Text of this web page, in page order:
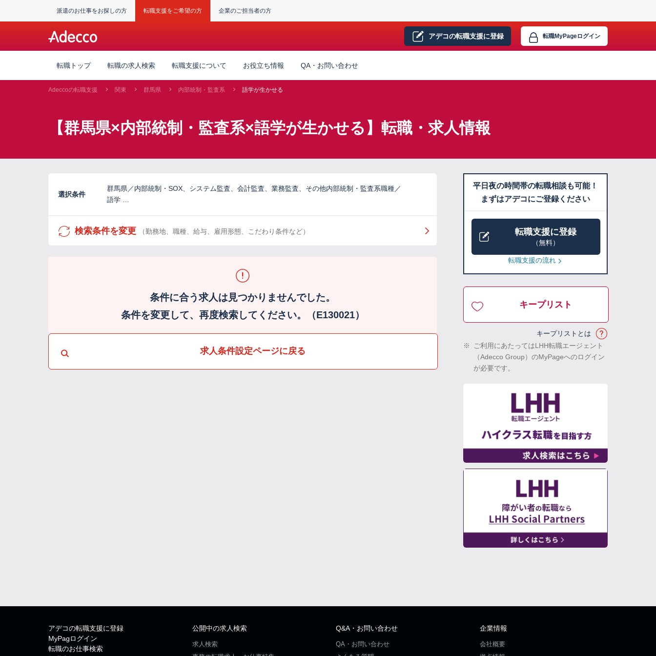
派遣のお仕事をお探しの方 転職支援をご希望の方 企業のご担当者の方
アデコの転職支援に登録 転職MyPageログイン
転職トップ 転職の求人検索 転職支援について お役立ち情報 QA・お問い合わせ
Adeccoの転職支援 関東 群馬県 内部統制・監査系 語学が生かせる
【群馬県×内部統制・監査系×語学が生かせる】転職・求人情報
選択条件
群馬県／内部統制・SOX、システム監査、会計監査、業務監査、その他内部統制・監査系職種／
語学 …
検索条件を変更 （勤務地、職種、給与、雇用形態、こだわり条件など）
条件に合う求人は見つかりませんでした。
条件を変更して、再度検索してください。（E130021）
求人条件設定ページに戻る
平日夜の時間帯の転職相談も可能！
まずはアデコにご登録ください
転職支援に登録
（無料）
転職支援の流れ
キープリスト
キープリストとは
※
ご利用にあたってはLHH転職エージェント
（Adecco Group）のMyPageへのログイン
が必要です。
アデコの転職支援に登録
MyPagログイン
転職のお仕事検索
公開中の求人検索
求人検索
Q&A・お問い合わせ
QA・お問い合わせ
企業情報
会社概要